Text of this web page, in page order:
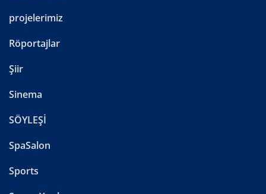
projelerimiz
Röportajlar
Şiir
Sinema
SÖYLEŞİ
SpaSalon
Sports